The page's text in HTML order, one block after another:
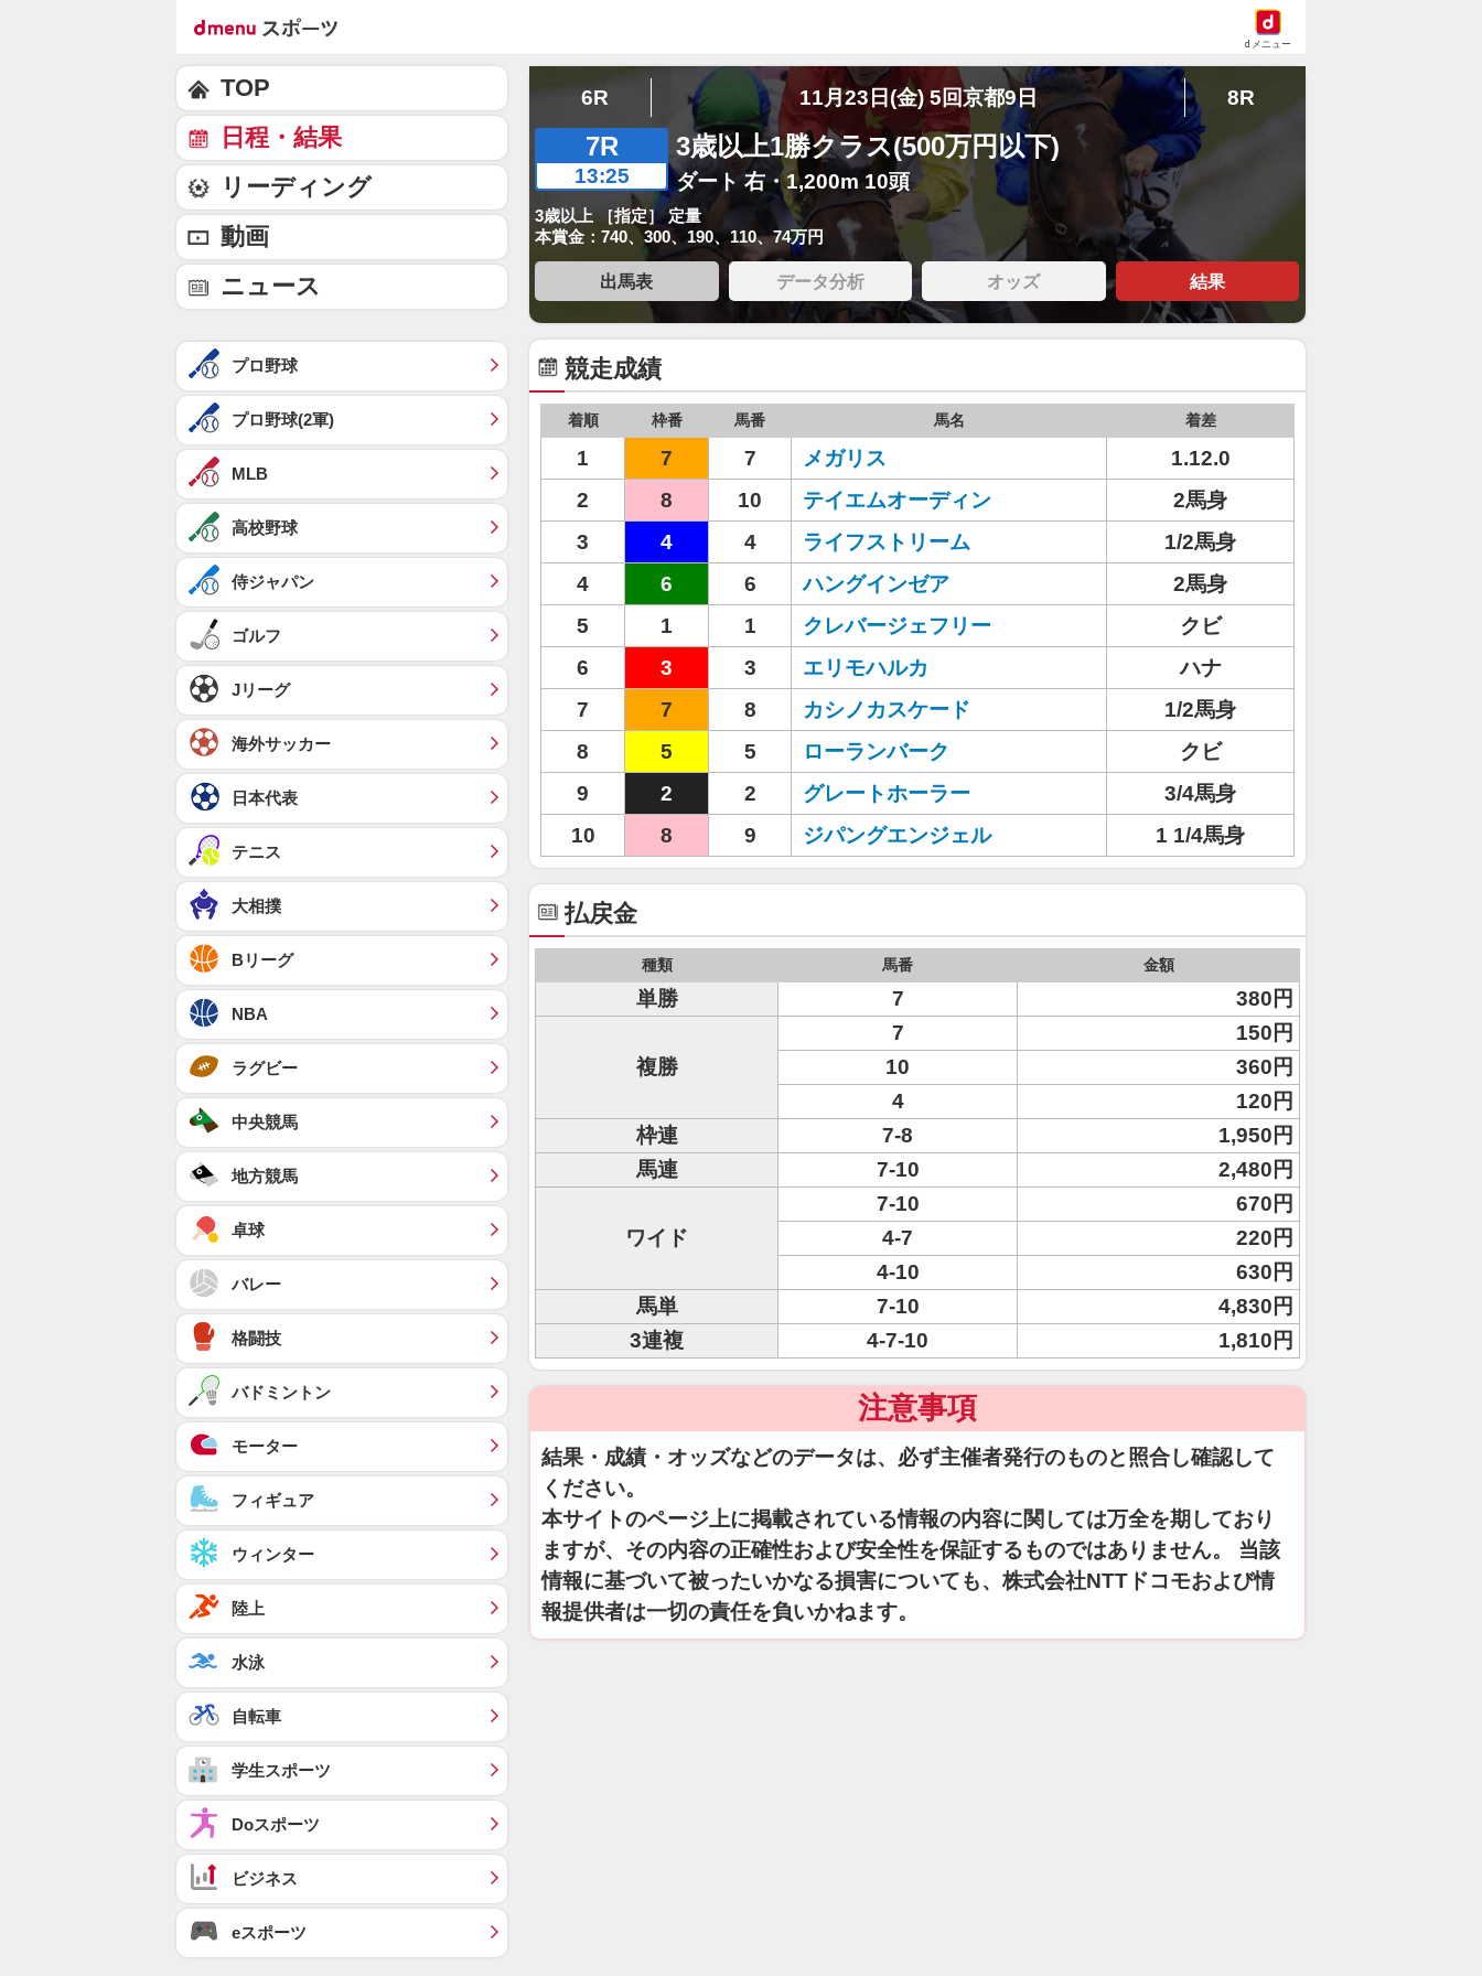
dメニュー
6R 11月23日(金) 5回京都9日 8R
7R
13:25
3歳以上1勝クラス(500万円以下)
ダート 右・1,200m 10頭
3歳以上 ［指定］ 定量
本賞金：740、300、190、110、74万円
出馬表 データ分析 オッズ 結果
競走成績
着順 枠番 馬番 馬名 着差
1 7 7 メガリス
1.12.0
2
8 10 テイエムオーディン
2馬身
3
4 4 ライフストリーム
1/2馬身
4
6 6 ハングインゼア
2馬身
5
1 1 クレバージェフリー
クビ
6
3 3 エリモハルカ
ハナ
7
7 8 カシノカスケード
1/2馬身
8
5 5 ローランバーク
クビ
9
2 2 グレートホーラー
3/4馬身
10
8 9 ジパングエンジェル 1 1/4馬身
払戻金
種類 馬番 金額
単勝 7 380円
複勝
7
150円
10
360円
4
120円
枠連
7-8
1,950円
馬連
7-10 2,480円
ワイド
7-10
670円
4-7
220円
4-10
630円
馬単
7-10
4,830円
3連複
4-7-10 1,810円
注意事項
結果・成績・オッズなどのデータは、必ず主催者発行のものと照合し確認して
ください。
本サイトのページ上に掲載されている情報の内容に関しては万全を期しており
ますが、その内容の正確性および安全性を保証するものではありません。 当該
情報に基づいて被ったいかなる損害についても、株式会社NTTドコモおよび情
報提供者は一切の責任を負いかねます。
TOP
日程・結果
リーディング
動画
ニュース
プロ野球
プロ野球(2軍)
MLB
高校野球
侍ジャパン
ゴルフ
Jリーグ
海外サッカー
日本代表
テニス
大相撲
Bリーグ
NBA
ラグビー
中央競馬
地方競馬
卓球
バレー
格闘技
バドミントン
モーター
フィギュア
ウィンター
陸上
水泳
自転車
学生スポーツ
Doスポーツ
ビジネス
eスポーツ